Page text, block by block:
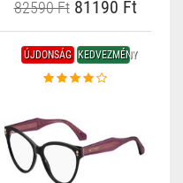
82590 Ft81190 Ft
ÚJDONSÁG KEDVEZMÉNY